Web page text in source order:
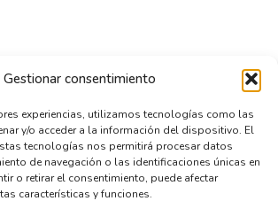
Gestionar consentimiento
experiencias, utilizamos tecnologías como las
y/o acceder a la información del dispositivo. El
tecnologías nos permitirá procesar datos
de navegación o las identificaciones únicas en
o retirar el consentimiento, puede afectar
características y funciones.